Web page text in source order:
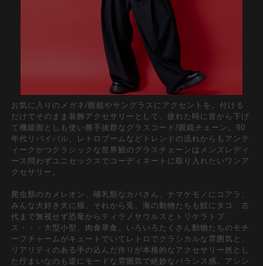
お気に入りのメガネ/眼鏡やサングラスにアクセントを。付ける
だけでそのまま装飾アクセサリーとして、疲れた時に首から下げ
て機能面としも使い勝手抜群なグラスコード/眼鏡チェーン。90
年代リバイバル、レトロブームなどトレンドの流れからもアンテ
ィークかつクラシックな世界観のグラスチェーンはメンズレディ
ース問わずユニセックスでコーディネートに取り入れたいワンア
クセサリー。
爬虫類のカメレオン、哺乳類なカバさん、ナマケモノにコアラ、
みんな大好き犬に猫、それから兎、海の動物たちも鮫にタコ、古
代まで無視せず恐竜からティラノサウルスとトリケラトプ
ス・・・大型小型、肉食草食、いろいろたくさん動物たちのモチ
ーフチャームがキュートでいてレトロでクラシカルな雰囲気と、
リアリティのある手の込んだ作りが本格的なアクセサリー然とし
た佇まいなのも逆にモードな雰囲気で絶妙なバランス感。アシン